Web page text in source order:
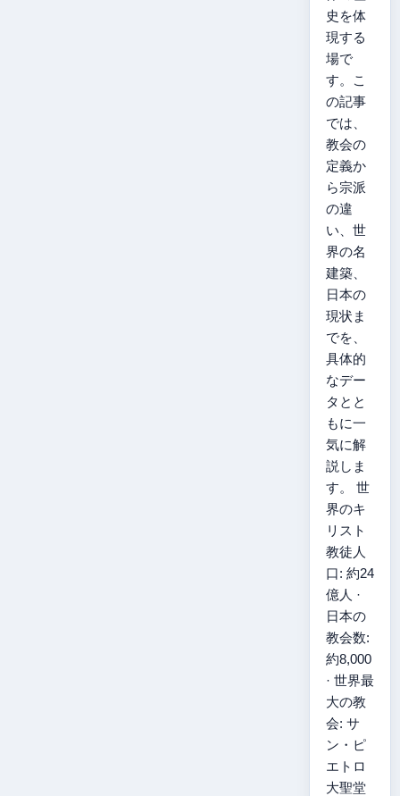
史を体
現する
場で
す。こ
の記事
では、
教会の
定義か
ら宗派
の違
い、世
界の名
建築、
日本の
現状ま
でを、
具体的
なデー
タとと
もに一
気に解
説しま
す。 世
界のキ
リスト
教徒人
口: 約24
億人 ·
日本の
教会数:
約8,000
· 世界最
大の教
会: サ
ン・ピ
エトロ
大聖堂